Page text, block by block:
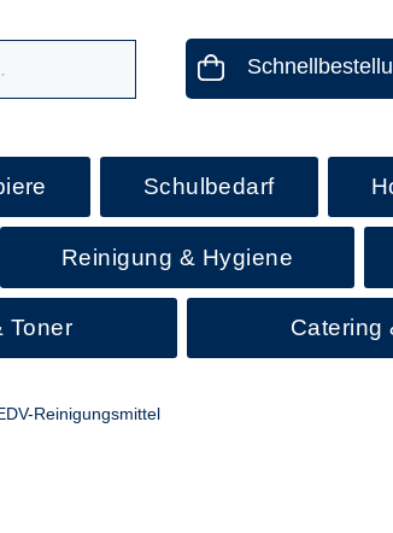
Schulbedarf
Reinigung & Hygiene
Toner Catering
Reinigungsmittel